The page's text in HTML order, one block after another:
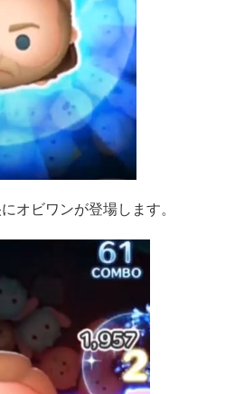
オビワンが登場します。